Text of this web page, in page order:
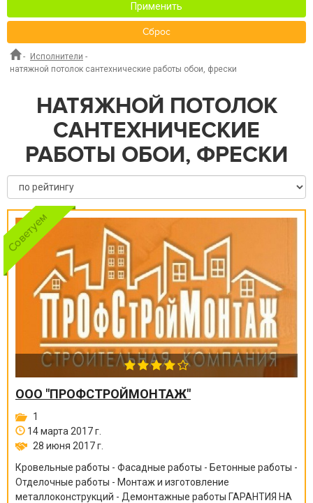
Применить
Сброс
- Исполнители -
натяжной потолок сантехнические работы обои, фрески
НАТЯЖНОЙ ПОТОЛОК
САНТЕХНИЧЕСКИЕ
РАБОТЫ ОБОИ, ФРЕСКИ
ООО "ПРОФСТРОЙМОНТАЖ"
1
14 марта 2017 г.
28 июня 2017 г.
Кровельные работы - Фасадные работы - Бетонные работы -
Отделочные работы - Монтаж и изготовление
металлоконструкций - Демонтажные работы ГАРАНТИЯ НА